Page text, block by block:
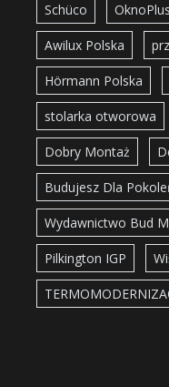
Schüco OknoPlus
Awilux Polska
Hörmann Polska
stolarka otworowa
Dobry Montaż
Budujesz Dla
Wydawnictwo Bud
Pilkington IGP